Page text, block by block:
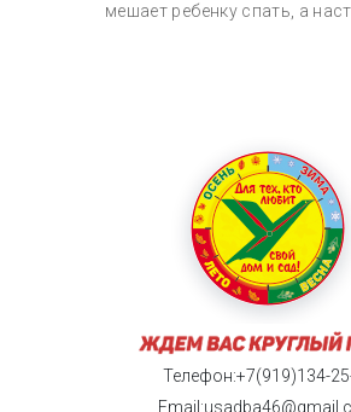
мешает ребенку спать, а
Телефон:+7(919)134-